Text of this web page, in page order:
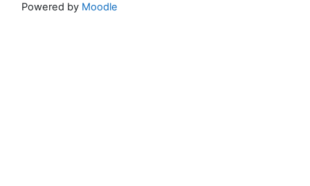
Powered by Moodle